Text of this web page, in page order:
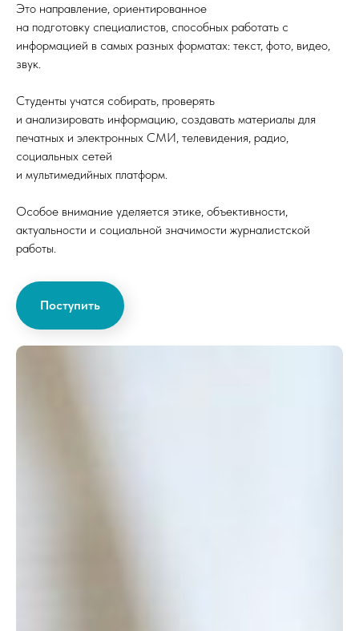
Это направление, ориентированное
на подготовку специалистов, способных работать с
информацией в самых разных форматах: текст, фото, видео,
звук.
Студенты учатся собирать, проверять
и анализировать информацию, создавать материалы для
печатных и электронных СМИ, телевидения, радио,
социальных сетей
и мультимедийных платформ.
Особое внимание уделяется этике, объективности,
актуальности и социальной значимости журналистской
работы.
Поступить